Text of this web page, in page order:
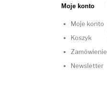
Moje konto
Moje konto
Koszyk
Zamówienie
Newsletter